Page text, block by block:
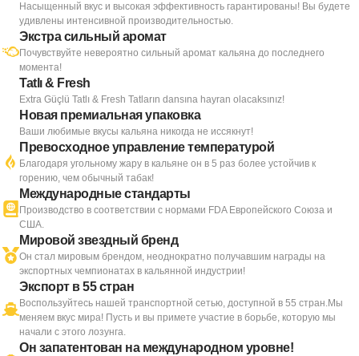
Насыщенный вкус и высокая эффективность гарантированы! Вы будете
удивлены интенсивной производительностью.
Экстра сильный аромат
Почувствуйте невероятно сильный аромат кальяна до последнего
момента!
Tatlı & Fresh
Extra Güçlü Tatlı & Fresh Tatların dansına hayran olacaksınız!
Новая премиальная упаковка
Ваши любимые вкусы кальяна никогда не иссякнут!
Превосходное управление температурой
Благодаря угольному жару в кальяне он в 5 раз более устойчив к
горению, чем обычный табак!
Международные стандарты
Производство в соответствии с нормами FDA Европейского Союза и
США.
Мировой звездный бренд
Он стал мировым брендом, неоднократно получавшим награды на
экспортных чемпионатах в кальянной индустрии!
Экспорт в 55 стран
Воспользуйтесь нашей транспортной сетью, доступной в 55 стран.Мы
меняем вкус мира! Пусть и вы примете участие в борьбе, которую мы
начали с этого лозунга.
Он запатентован на международном уровне!